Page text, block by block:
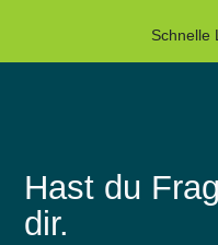
Schnelle
Hast du
dir.